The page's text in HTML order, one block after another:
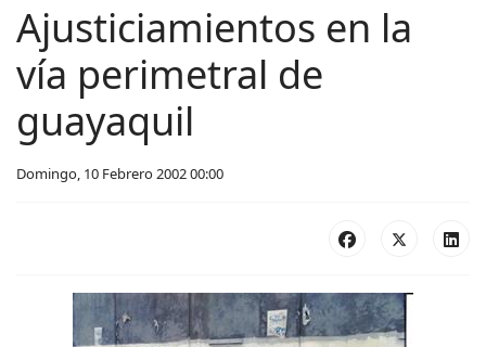
Ajusticiamientos en la
vía perimetral de
guayaquil
Domingo, 10 Febrero 2002 00:00